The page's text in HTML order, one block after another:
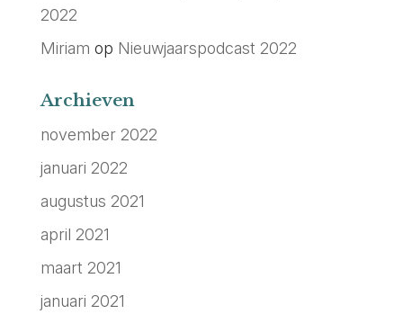
2022
Miriam op Nieuwjaarspodcast 2022
Archieven
november 2022
januari 2022
augustus 2021
april 2021
maart 2021
januari 2021